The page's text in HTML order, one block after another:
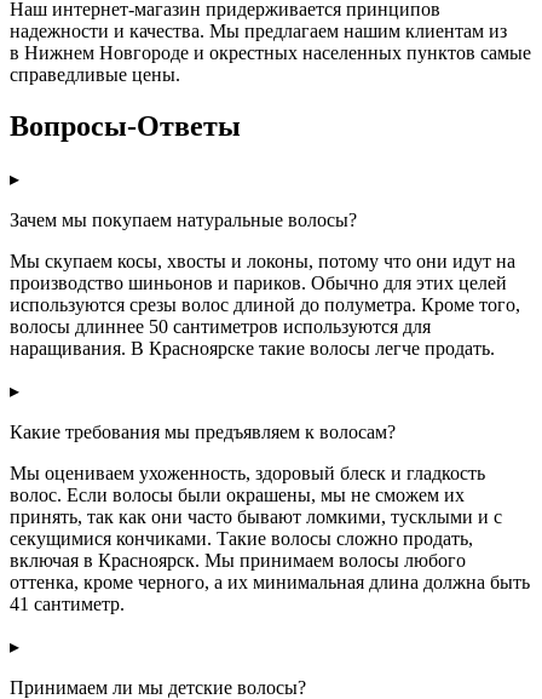
Наш интернет-магазин придерживается принципов
надежности и качества. Мы предлагаем нашим клиентам из
в Нижнем Новгороде и окрестных населенных пунктов самые
справедливые цены.
Вопросы-Ответы
▸
Зачем мы покупаем натуральные волосы?
Мы скупаем косы, хвосты и локоны, потому что они идут на
производство шиньонов и париков. Обычно для этих целей
используются срезы волос длиной до полуметра. Кроме того,
волосы длиннее 50 сантиметров используются для
наращивания. В Красноярске такие волосы легче продать.
▸
Какие требования мы предъявляем к волосам?
Мы оцениваем ухоженность, здоровый блеск и гладкость
волос. Если волосы были окрашены, мы не сможем их
принять, так как они часто бывают ломкими, тусклыми и с
секущимися кончиками. Такие волосы сложно продать,
включая в Красноярск. Мы принимаем волосы любого
оттенка, кроме черного, а их минимальная длина должна быть
41 сантиметр.
▸
Принимаем ли мы детские волосы?